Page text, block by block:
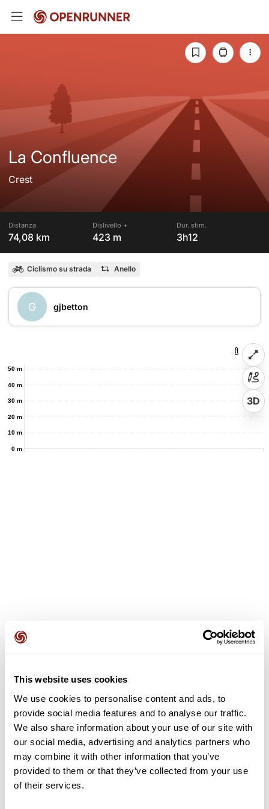
This website uses cookies
We use cookies to personalise content and ads, to
provide social media features and to analyse our traffic.
We also share information about your use of our site with
our social media, advertising and analytics partners who
may combine it with other information that you’ve
provided to them or that they’ve collected from your use
of their services.
La Confluence
Crest
Distanza
74,08 km
Dislivello +
423 m
Dur. stim.
3h12
Ciclismo su strada Anello
G gjbetton
0 m
10 m
20 m
30 m
40 m
50 m
3D
Recensioni degli utenti
Questo percorso non contiene ancora alcuna recensione.
L'hai già effettuato? Sii il primo a inviare una recensione!
Aggiungi una recensione